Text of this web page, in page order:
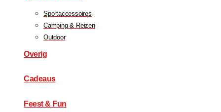
Sportaccessoires
Camping & Reizen
Outdoor
Overig
Cadeaus
Feest & Fun